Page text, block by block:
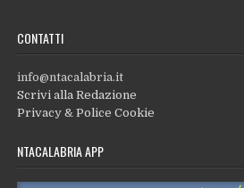
CONTATTI
info@ntacalabria.it
Scrivi alla Redazione
Privacy & Police Cookie
NTACALABRIA APP